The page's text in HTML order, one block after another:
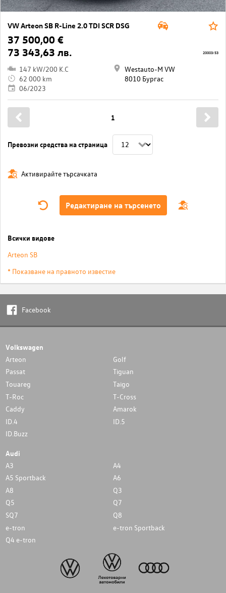
VW Arteon SB R-Line 2.0 TDI SCR DSG
37 500,00 €
73 343,63 лв.
147 kW/200 K.C
62 000 km
06/2023
Westauto-M VW
8010 Бургас
20003/53
Превозни средства на страница
1
Активирайте търсачката
Редактиране на търсенето
Всички видове
Arteon SB
* Показване на правното известие
Facebook
Volkswagen
Arteon
Golf
Passat
Tiguan
Touareg
Taigo
T-Roc
T-Cross
Caddy
Amarok
ID.4
ID.5
ID.Buzz
Audi
A3
A4
A5 Sportback
A6
A8
Q3
Q5
Q7
SQ7
Q8
e-tron
e-tron Sportback
Q4 e-tron